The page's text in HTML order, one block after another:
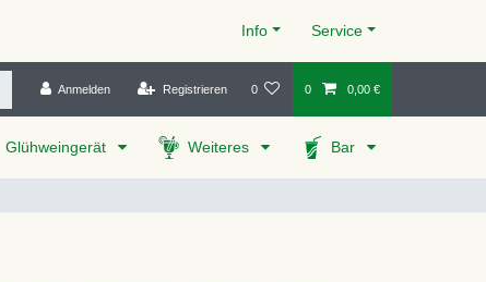
Info Service
Anmelden Registrieren 0 0 0,00 €
Glühweingerät Weiteres Bar